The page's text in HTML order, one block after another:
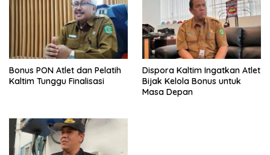
Bonus PON Atlet dan Pelatih
Kaltim Tunggu Finalisasi
Dispora Kaltim Ingatkan Atlet
Bijak Kelola Bonus untuk
Masa Depan